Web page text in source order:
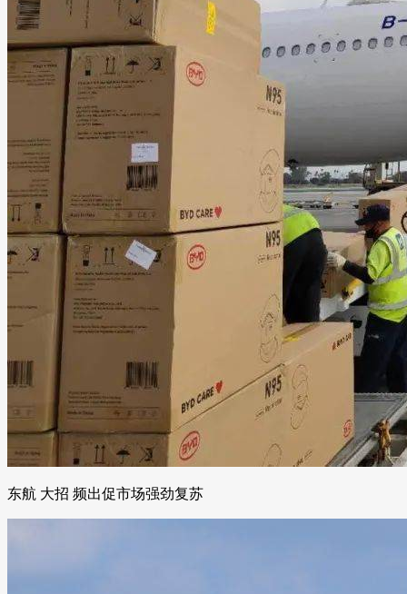
东航 大招 频出促市场强劲复苏